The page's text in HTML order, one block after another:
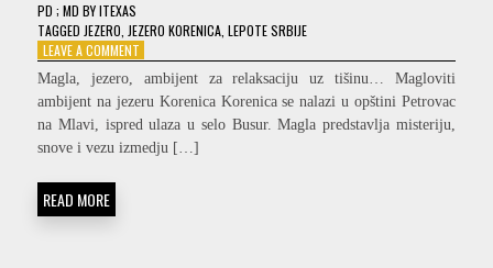
PD ; MD BYITEXAS
TAGGED JEZERO JEZERO KORENICA LEPOTE SRBIJE
LEAVE A COMMENT
MAGLOVITI
AMBIJENT
NA
JEZERU
KORENICA
Magla, jezero, ambijent za relaksaciju uz tišinu… Magloviti
ambijent na jezeru Korenica Korenica se nalazi u opštini Petrovac
na Mlavi, ispred ulaza u selo Busur. Magla predstavlja misteriju,
snove i vezu izmedju […]
READ MORE